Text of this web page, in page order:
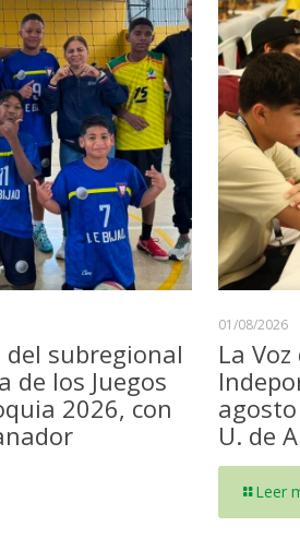
subregional
de los Juegos
2026, con
01/08/2026
La
U. de
Leer